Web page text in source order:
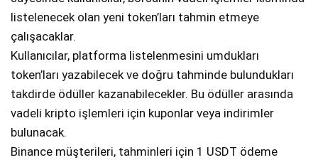
listelenecek olan yeni token’ları tahmin etmeye
çalışacaklar.
Kullanıcılar, platforma listelenmesini umdukları
token’ları yazabilecek ve doğru tahminde bulundukları
takdirde ödüller kazanabilecekler. Bu ödüller arasında
vadeli kripto işlemleri için kuponlar veya indirimler
bulunacak.
Binance müşterileri, tahminleri için 1 USDT ödeme